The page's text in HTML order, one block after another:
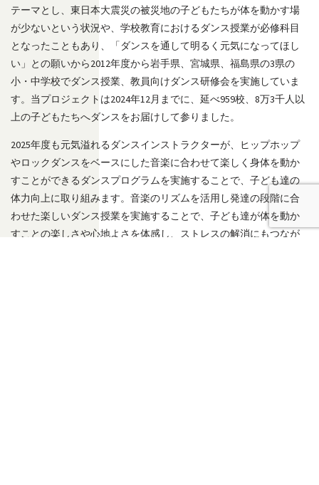
テーマとし、東日本大震災の被災地の子どもたちが体を動かす場
が少ないという状況や、学校教育におけるダンス授業が必修科目
となったこともあり、「ダンスを通して明るく元気になってほし
い」との願いから2012年度から岩手県、宮城県、福島県の3県の
小・中学校でダンス授業、教員向けダンス研修会を実施していま
す。当プロジェクトは2024年12月までに、延べ959校、8万3千人以
上の子どもたちへダンスをお届けして参りました。
2025年度も元気溢れるダンスインストラクターが、ヒップホップ
やロックダンスをベースにした音楽に合わせて楽しく身体を動か
すことができるダンスプログラムを実施することで、子ども達の
体力向上に取り組みます。音楽のリズムを活用し発達の段階に合
わせた楽しいダンス授業を実施することで、子ども達が体を動か
すことの楽しさや心地よさを体感し、ストレスの解消にもつなが